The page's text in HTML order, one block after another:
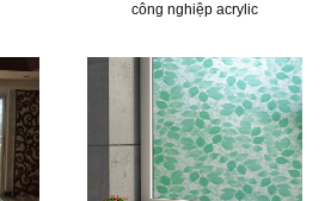
công nghiệp acrylic